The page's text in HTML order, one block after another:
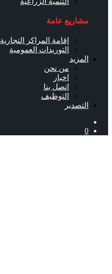
مشاريع عامة
إقامة المراكز التجارية
التوريدات العمومية
المزيد
من نحن
اخبار
اتصل بنا
التوظيف
التصدير
0